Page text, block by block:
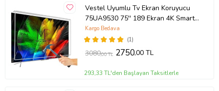
Vestel Uyumlu Tv Ekran Koruyucu
75UA9530 75'' 189 Ekran 4K Smart
Android TV
(1)
Kargo Bedava
3080,00 TL 2750,00 TL
293,33 TL'den Başlayan Taksitlerle